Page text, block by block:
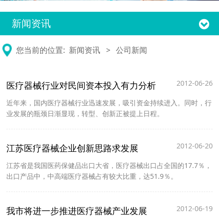
新闻资讯
您当前的位置: 新闻资讯 > 公司新闻
医疗器械行业对民间资本投入有力分析 2012-06-26
近年来，国内医疗器械行业迅速发展，吸引资金持续进入。同时，行
业发展的瓶颈日渐显现，转型、创新正被提上日程。
江苏医疗器械企业创新思路求发展 2012-06-20
江苏省是我国医药保健品出口大省，医疗器械出口占全国的17.7％，
出口产品中，中高端医疗器械占有较大比重，达51.9％。
我市将进一步推进医疗器械产业发展 2012-06-19